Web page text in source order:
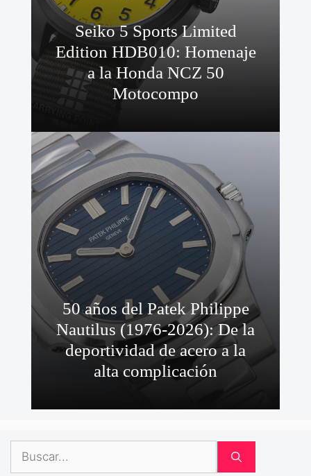
Seiko 5 Sports Limited
Edition HDB010: Homenaje
a la Honda NCZ 50
Motocompo
50 años del Patek Philippe
Nautilus (1976-2026): De la
deportividad de acero a la
alta complicación
Buscar: